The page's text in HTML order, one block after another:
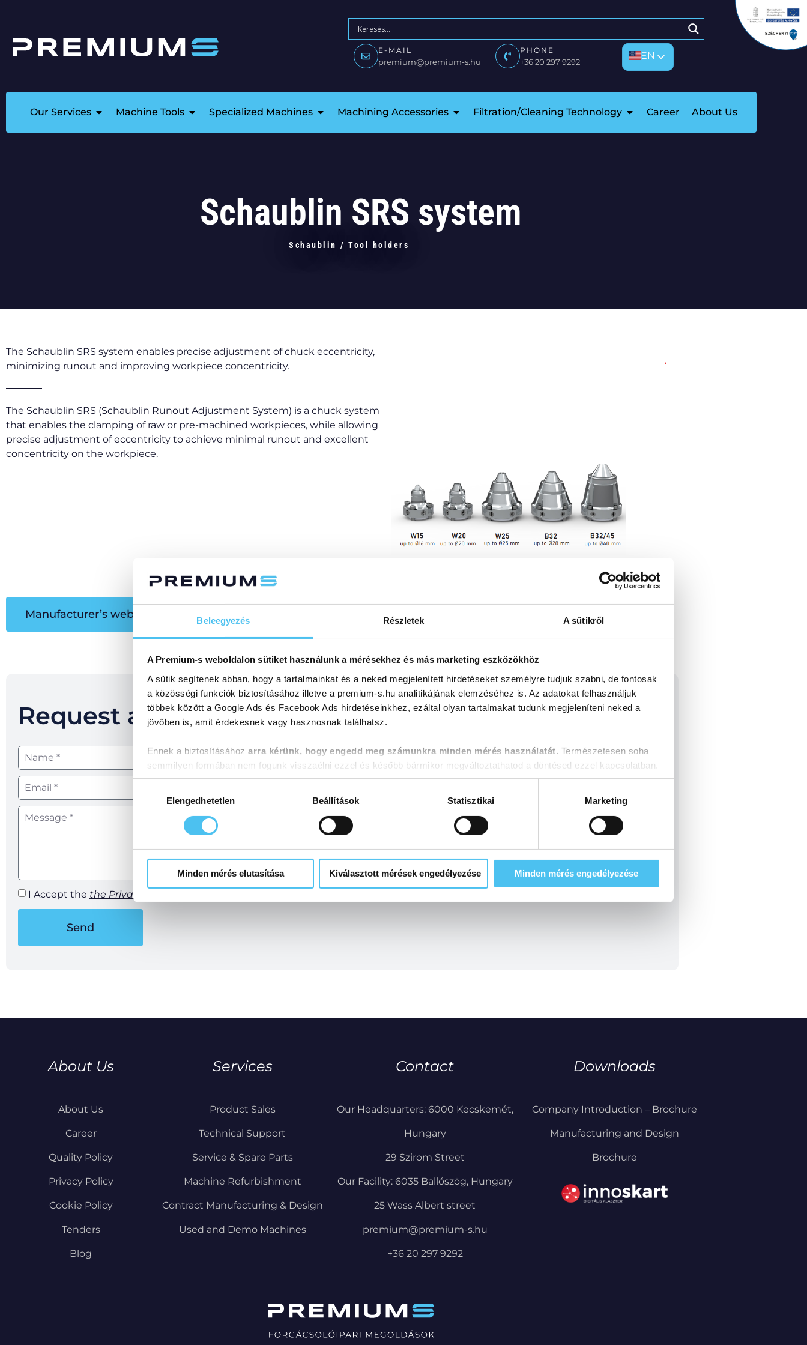
Beleegyezés Részletek A sütikről
A Premium-s weboldalon sütiket használunk a mérésekhez és más marketing eszközökhöz
A sütik segítenek abban, hogy a tartalmainkat és a neked megjelenített hirdetéseket személyre tudjuk szabni, de fontosak
a közösségi funkciók biztosításához illetve a premium-s.hu analitikájának elemzéséhez is. Az adatokat felhasználjuk
többek között a Google Ads és Facebook Ads hirdetéseinkhez, ezáltal olyan tartalmakat tudunk megjeleníteni neked a
jövőben is, amit érdekesnek vagy hasznosnak találhatsz.
Ennek a biztosításához arra kérünk, hogy engedd meg számunkra minden mérés használatát. Természetesen soha
semmilyen formában nem fogunk visszaélni ezzel és később bármikor megváltoztathatod a döntésed ezzel kapcsolatban.
Előre is köszönjük!
kiválasztásaElengedhetetlen Beállítások Statisztikai Marketing
Minden mérés elutasítása Kiválasztott mérések engedélyezése Minden mérés engedélyezése
E-MAIL
premium@premium-s.hu
PHONE
+36 20 297 9292
EN
EN
Our Services Machine Tools Specialized Machines Machining Accessories Filtration/Cleaning Technology Career About Us
Schaublin SRS system
Schaublin / Tool holders
The Schaublin SRS system enables precise adjustment of chuck eccentricity,
minimizing runout and improving workpiece concentricity.
The Schaublin SRS (Schaublin Runout Adjustment System) is a chuck system
that enables the clamping of raw or pre-machined workpieces, while allowing
precise adjustment of eccentricity to achieve minimal runout and excellent
concentricity on the workpiece.
Manufacturer’s website Online catalogue Product sales
Request a callback!
I Accept the the Privacy Policy
Send
About Us
About Us
Career
Quality Policy
Privacy Policy
Cookie Policy
Tenders
Blog
Services
Product Sales
Technical Support
Service & Spare Parts
Machine Refurbishment
Contract Manufacturing & Design
Used and Demo Machines
Contact
Our Headquarters: 6000 Kecskemét,
Hungary
29 Szirom Street
Our Facility: 6035 Ballószög, Hungary
25 Wass Albert street
premium@premium-s.hu
+36 20 297 9292
Downloads
Company Introduction – Brochure
Manufacturing and Design
Brochure